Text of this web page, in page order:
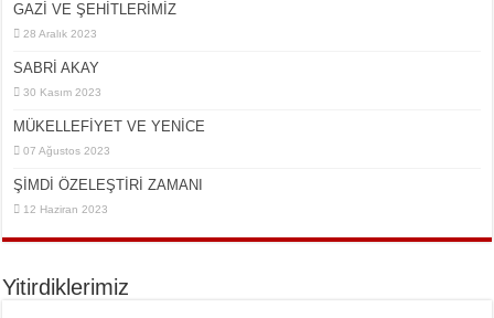
GAZİ VE ŞEHİTLERİMİZ
28 Aralık 2023
SABRİ AKAY
30 Kasım 2023
MÜKELLEFİYET VE YENİCE
07 Ağustos 2023
ŞİMDİ ÖZELEŞTİRİ ZAMANI
12 Haziran 2023
Yitirdiklerimiz